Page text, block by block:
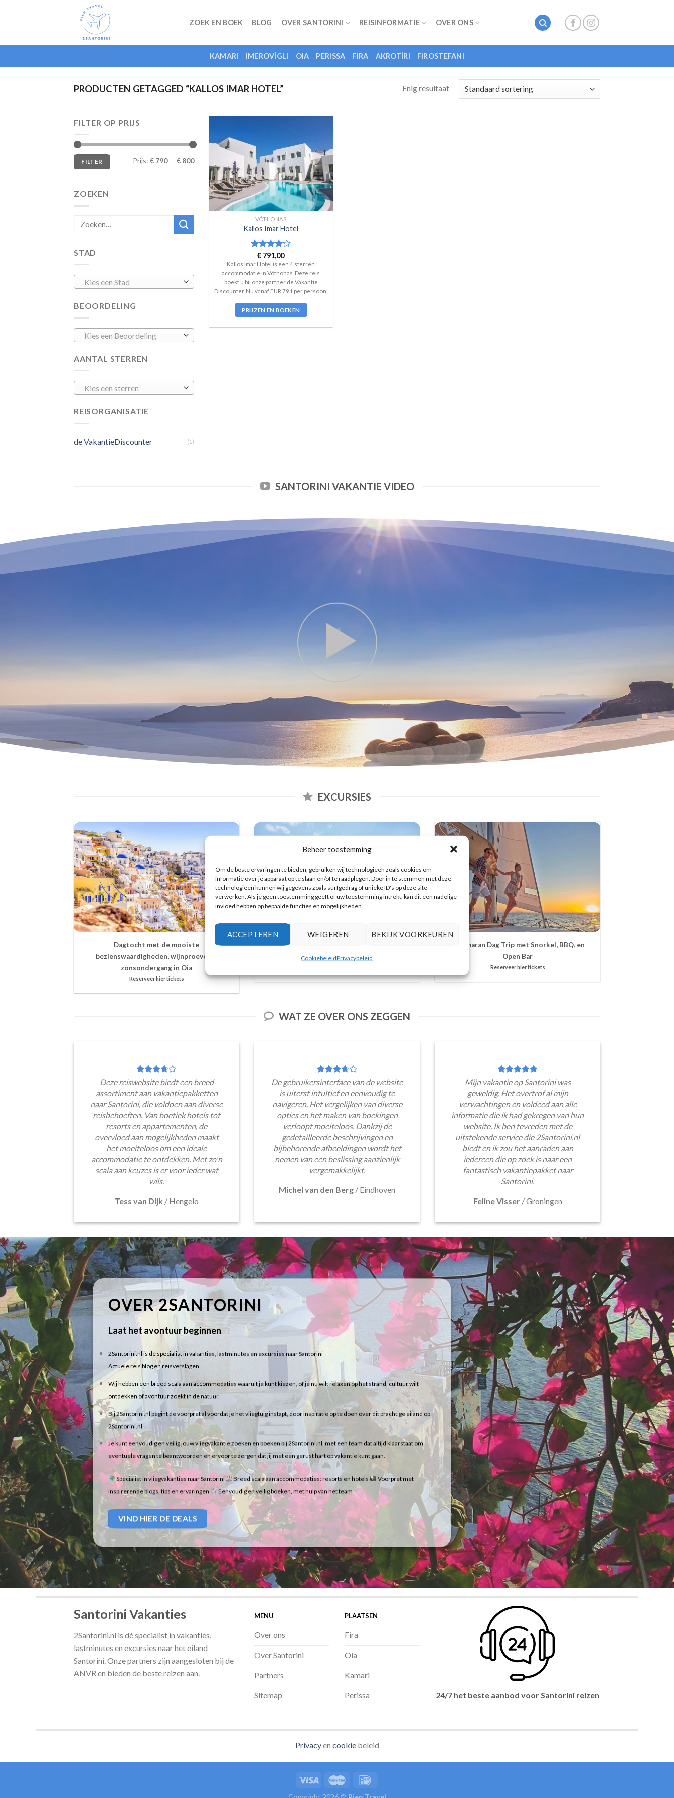
Beheer toestemming
Om de beste ervaringen te bieden, gebruiken wij technologieën zoals cookies om
informatie over je apparaat op te slaan en/of te raadplegen. Door in te stemmen met deze
technologieën kunnen wij gegevens zoals surfgedrag of unieke ID's op deze site
verwerken. Als je geen toestemming geeft of uw toestemming intrekt, kan dit een nadelige
invloed hebben op bepaalde functies en mogelijkheden.
ACCEPTEREN WEIGEREN BEKIJK VOORKEUREN
CookiebeleidPrivacybeleid
ZOEK EN BOEK BLOG OVER SANTORINI REISINFORMATIE OVER ONS
KAMARI IMEROVÍGLI OIA PERISSA FIRA AKROTÍRI FIROSTEFANI
PRODUCTEN GETAGGED “KALLOS IMAR HOTEL” Enig resultaat
FILTER OP PRIJS
Min.
prijs
Max.
prijsFILTER Prijs: € 790— € 800
ZOEKEN
STAD
Kies een Stad
BEOORDELING
Kies een Beoordeling
AANTAL STERREN
Kies een sterren
REISORGANISATIE
de VakantieDiscounter (1)
VÓTHONAS
Kallos Imar Hotel
Waardering
4uit 5
€ 791,00
Kallos Imar Hotel is een 4 sterren
accommodatie in Vóthonas. Deze reis
boekt u bij onze partner de Vakantie
Discounter. Nu vanaf EUR 791 per persoon.
PRIJZEN EN BOEKEN
SANTORINI VAKANTIE VIDEO
EXCURSIES
Dagtocht met de mooiste
bezienswaardigheden, wijnproeven &
zonsondergang in Oia
Reserveer hier tickets
Vulkanische eilanden cruise met bezoek aan
warmwaterbronnen
Catamaran Dag Trip met Snorkel, BBQ, en
Open Bar
Reserveer hier tickets
WAT ZE OVER ONS ZEGGEN
Deze reiswebsite biedt een breed
assortiment aan vakantiepakketten
naar Santorini, die voldoen aan diverse
reisbehoeften. Van boetiek hotels tot
resorts en appartementen, de
overvloed aan mogelijkheden maakt
het moeiteloos om een ideale
accommodatie te ontdekken. Met zo'n
scala aan keuzes is er voor ieder wat
wils.
Tess van Dijk / Hengelo
De gebruikersinterface van de website
is uiterst intuïtief en eenvoudig te
navigeren. Het vergelijken van diverse
opties en het maken van boekingen
verloopt moeiteloos. Dankzij de
gedetailleerde beschrijvingen en
bijbehorende afbeeldingen wordt het
nemen van een beslissing aanzienlijk
vergemakkelijkt.
Michel van den Berg / Eindhoven
Mijn vakantie op Santorini was
geweldig. Het overtrof al mijn
verwachtingen en voldeed aan alle
informatie die ik had gekregen van hun
website. Ik ben tevreden met de
uitstekende service die 2Santorini.nl
biedt en ik zou het aanraden aan
iedereen die op zoek is naar een
fantastisch vakantiepakket naar
Santorini.
Feline Visser /Groningen
OVER 2SANTORINI
Laat het avontuur beginnen
2Santorini.nl is dé specialist in vakanties, lastminutes en excursies naar Santorini
Actuele reis blog en reisverslagen.
Wij hebben een breed scala aan accommodaties waaruit je kunt kiezen, of je nu wilt relaxen op het strand, cultuur wilt
ontdekken of avontuur zoekt in de natuur.
Bij 2Santorini.nl begint de voorpret al voordat je het vliegtuig instapt, door inspiratie op te doen over dit prachtige eiland op
2Santorini.nl
Je kunt eenvoudig en veilig jouw vliegvakantie zoeken en boeken bij 2Santorini.nl, met een team dat altijd klaarstaat om
eventuele vragen te beantwoorden en ervoor te zorgen dat jij met een gerust hart op vakantie kunt gaan.
Specialist in vliegvakanties naar Santorini Breed scala aan accommodaties: resorts en hotels
Voorpret met
inspirerende blogs, tips en ervaringen
Eenvoudig en veilig boeken, met hulp van het team
VIND HIER DE DEALS
Santorini Vakanties
2Santorini.nl is dé specialist in vakanties,
lastminutes en excursies naar het eiland
Santorini. Onze partners zijn aangesloten bij de
ANVR en bieden de beste reizen aan.
MENU
Over ons
Over Santorini
Partners
Sitemap
PLAATSEN
Fira
Oia
Kamari
Perissa 24/7 het beste aanbod voor Santorini reizen
Privacyen cookiebeleid